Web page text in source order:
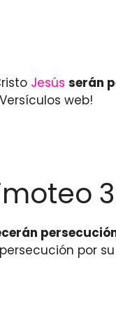
Jesús serán
web!
por